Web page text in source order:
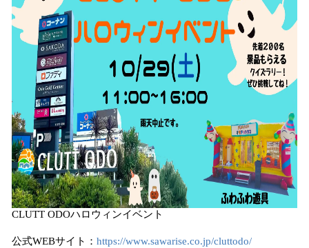
す
CLUTT ODOハロウィンイベント
公式WEBサイト： https://www.sawarise.co.jp/cluttodo/